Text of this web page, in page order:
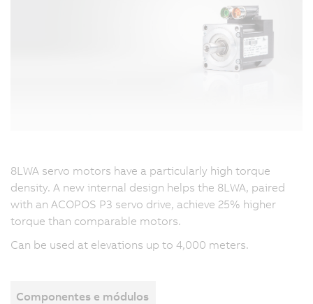
8LWA servo motors have a particularly high torque
density. A new internal design helps the 8LWA, paired
with an ACOPOS P3 servo drive, achieve 25% higher
torque than comparable motors.
Can be used at elevations up to 4,000 meters.
Componentes e módulos